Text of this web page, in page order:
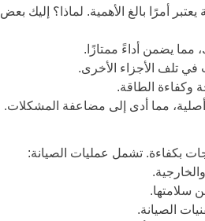
أمرًا بالغ الأهمية. لماذا؟ إليك بعض
مما يضمن أداءً ممتازًا.
تلف الأجزاء الأخرى.
وكفاءة الطاقة.
مما أدى إلى مضاعفة المشكلات.
بكفاءة. تشمل عمليات الصيانة:
سلامتها.
الصيانة.